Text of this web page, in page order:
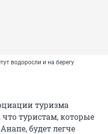
водоросли и на берегу
туризма
туристам, которые
будет легче